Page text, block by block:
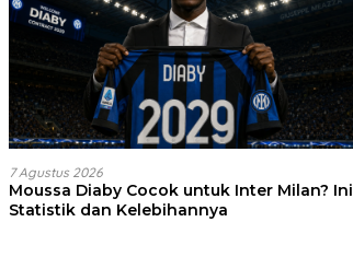
7 Agustus 2026
Moussa Diaby Cocok untuk Inter Milan? Ini
Statistik dan Kelebihannya